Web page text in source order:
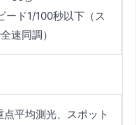
ード1/100秒以下（ス
速同調）
平均測光、スポット